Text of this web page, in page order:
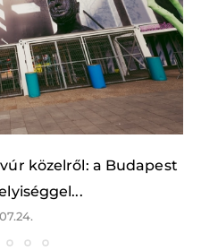
közelről: a Budapest